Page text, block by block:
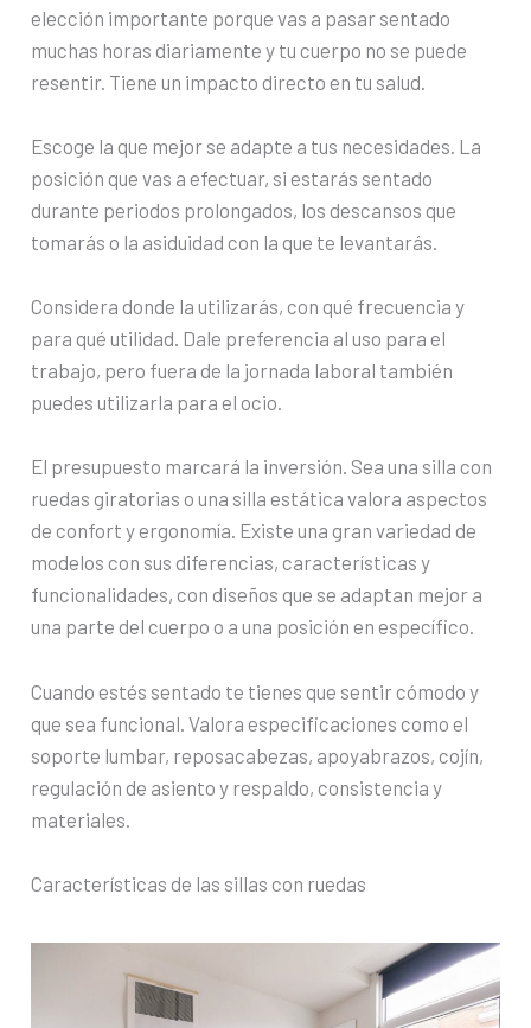
elección importante porque vas a pasar sentado
muchas horas diariamente y tu cuerpo no se puede
resentir. Tiene un impacto directo en tu salud.
Escoge la que mejor se adapte a tus necesidades. La
posición que vas a efectuar, si estarás sentado
durante periodos prolongados, los descansos que
tomarás o la asiduidad con la que te levantarás.
Considera donde la utilizarás, con qué frecuencia y
para qué utilidad. Dale preferencia al uso para el
trabajo, pero fuera de la jornada laboral también
puedes utilizarla para el ocio.
El presupuesto marcará la inversión. Sea una silla con
ruedas giratorias o una silla estática valora aspectos
de confort y ergonomía. Existe una gran variedad de
modelos con sus diferencias, características y
funcionalidades, con diseños que se adaptan mejor a
una parte del cuerpo o a una posición en específico.
Cuando estés sentado te tienes que sentir cómodo y
que sea funcional. Valora especificaciones como el
soporte lumbar, reposacabezas, apoyabrazos, cojín,
regulación de asiento y respaldo, consistencia y
materiales.
Características de las sillas con ruedas